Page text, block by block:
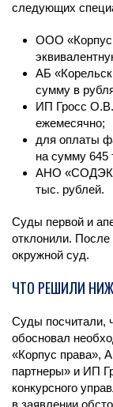
следующих
ООО «Корпус
АБ
сумму в
ИП Гросс О.В.
ежемесячно;
для оплаты
на сумму 645
АНО
тыс. рублей.
Суды первой и
отклонили.
окружной суд.
ЧТО РЕШИЛИ
Суды посчитали,
обосновал
«Корпус права»,
партнеры» и ИП
конкурсного
в заявлении